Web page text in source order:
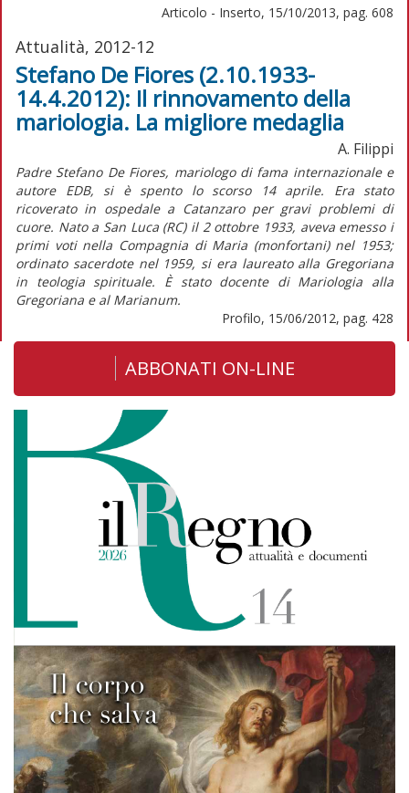
Articolo - Inserto, 15/10/2013, pag. 608
Attualità, 2012-12
Stefano De Fiores (2.10.1933-
14.4.2012): Il rinnovamento della
mariologia. La migliore medaglia
A. Filippi
Padre Stefano De Fiores, mariologo di fama internazionale e
autore EDB, si è spento lo scorso 14 aprile. Era stato
ricoverato in ospedale a Catanzaro per gravi problemi di
cuore. Nato a San Luca (RC) il 2 ottobre 1933, aveva emesso i
primi voti nella Compagnia di Maria (monfortani) nel 1953;
ordinato sacerdote nel 1959, si era laureato alla Gregoriana
in teologia spirituale. È stato docente di Mariologia alla
Gregoriana e al Marianum.
Profilo, 15/06/2012, pag. 428
ABBONATI ON-LINE